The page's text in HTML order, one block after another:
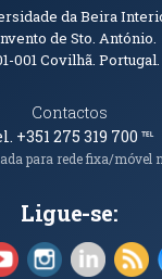
deda Beira
de Sto. António.
001Covilhã. Portugal.
Contactos
+351 275 319 700℡
para rede fixa/móvel
Ligue-se:
(abre em nova
em nova janela)
YouTube (abre em
Instagram